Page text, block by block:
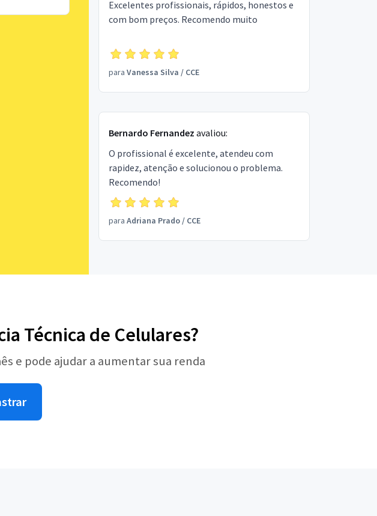
Excelentes profissionais, rápidos, honestos e
com bom preços. Recomendo muito
para Vanessa Silva / CCE
Bernardo Fernandez avaliou:
O profissional é excelente, atendeu com
rapidez, atenção e solucionou o problema.
Recomendo!
para Adriana Prado/ CCE
Técnica de Celulares?
e pode ajudar a aumentar sua renda